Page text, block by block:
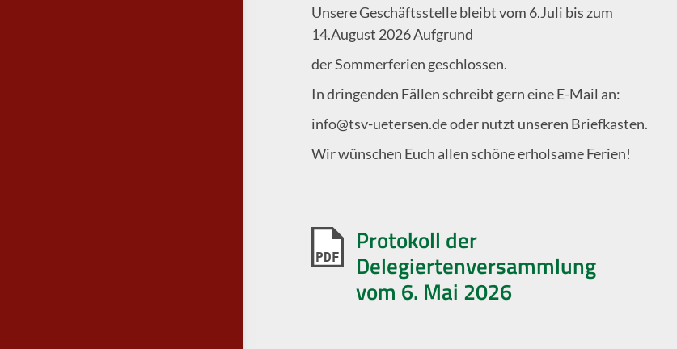
Unsere Geschäftsstelle bleibt vom 6.Juli bis zum
14.August 2026 Aufgrund
der Sommerferien geschlossen.
In dringenden Fällen schreibt gern eine E-Mail an:
info@tsv-uetersen.de oder nutzt unseren Briefkasten.
Wir wünschen Euch allen schöne erholsame Ferien!
PDF
Protokoll der
Delegiertenversammlung
vom 6. Mai 2026